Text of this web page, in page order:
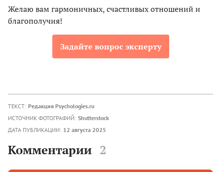
Желаю вам гармоничных, счастливых отношений и
благополучия!
Задайте вопрос эксперту
ТЕКСТ: Редакция Psychologies.ru
ИСТОЧНИК ФОТОГРАФИЙ: Shutterstock
ДАТА ПУБЛИКАЦИИ: 12 августа 2025
Комментарии 2